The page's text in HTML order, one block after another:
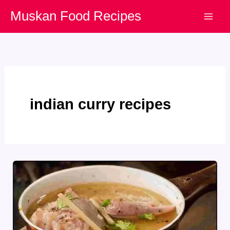
content
Muskan Food Recipes
indian curry recipes